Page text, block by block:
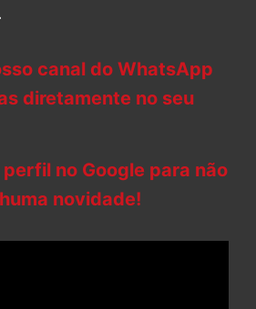
canal do WhatsApp
diretamente no seu
perfil no Google para não
novidade!